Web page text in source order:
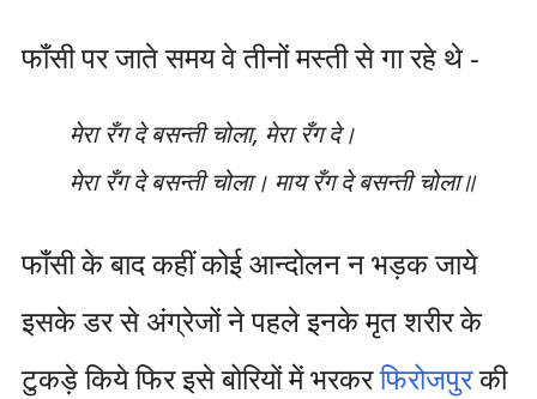
फाँसी पर जाते समय वे तीनों मस्ती से गा रहे थे -
मेरा रँग दे बसन्ती चोला, मेरा रँग दे।
मेरा रँग दे बसन्ती चोला। माय रँग दे बसन्ती चोला॥
फाँसी के बाद कहीं कोई आन्दोलन न भड़क जाये
इसके डर से अंग्रेजों ने पहले इनके मृत शरीर के
टुकड़े किये फिर इसे बोरियों में भरकरफिरोजपुरकी